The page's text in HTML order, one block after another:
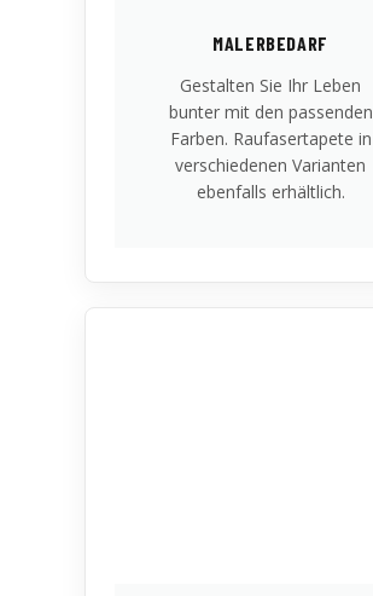
MALERBEDARF
Gestalten Sie Ihr Leben
bunter mit den passenden
Farben. Raufasertapete in
verschiedenen Varianten
ebenfalls erhältlich.